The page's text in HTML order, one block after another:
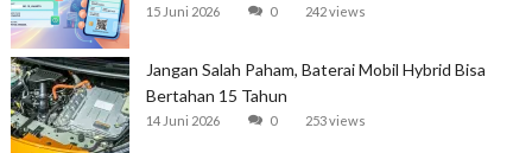
15 Juni 2026 0 242 views
Jangan Salah Paham, Baterai Mobil Hybrid Bisa
Bertahan 15 Tahun
14 Juni 2026 0 253 views